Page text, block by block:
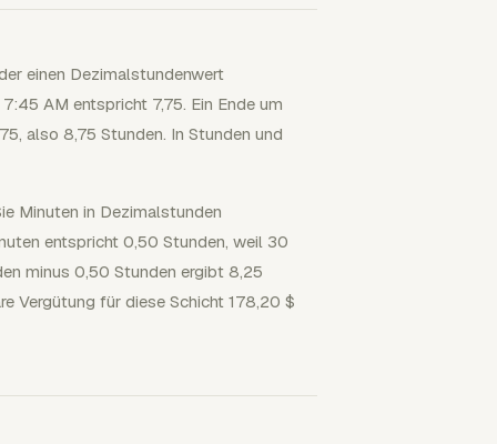
einen Dezimalstundenwert
AM entspricht 7,75. Ein Ende um
also 8,75 Stunden. In Stunden und
Minuten in Dezimalstunden
entspricht 0,50 Stunden, weil 30
minus 0,50 Stunden ergibt 8,25
Vergütung für diese Schicht 178,20 $